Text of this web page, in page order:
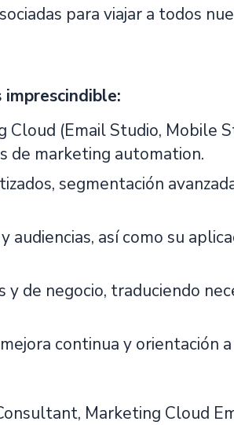
para viajar a todos
(Email Studio, Mobile
de marketing automation.
segmentación
así como su
de negocio, traduciendo
continua y orientación
Marketing Cloud